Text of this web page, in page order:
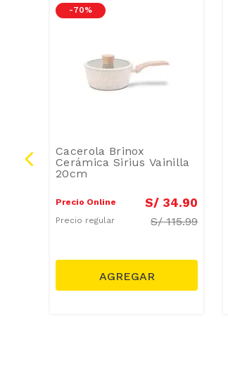
-70 %
Cacerola Brinox
Cerámica Sirius Vainilla
20cm
Precio Online S/ 34.90
Precio regular S/115.99